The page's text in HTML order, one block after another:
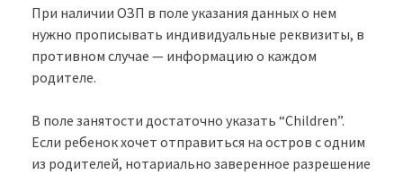
При наличии ОЗП в поле указания данных о нем
нужно прописывать индивидуальные реквизиты, в
противном случае — информацию о каждом
родителе.
В поле занятости достаточно указать “Children”.
Если ребенок хочет отправиться на остров с одним
из родителей, нотариально заверенное разрешение